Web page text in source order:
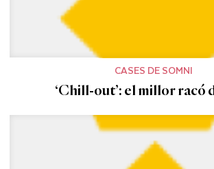
CASES DE SOMNI
‘Chill-out’: el millor racó